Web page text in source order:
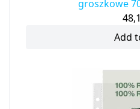
groszkowe
Add